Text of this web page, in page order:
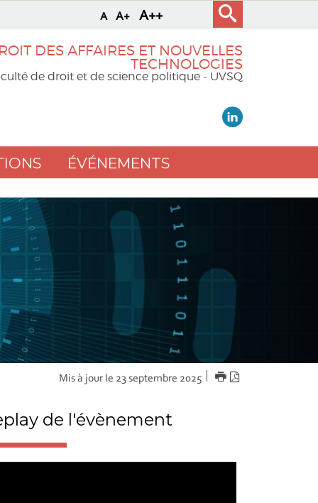
A A+ A++
DES AFFAIRES ET NOUVELLES
TECHNOLOGIES
de droit et de science politique - UVSQ
ÉVÉNEMENTS
Mis à jour le 23 septembre 2025 IMPRIMER
de l'évènement